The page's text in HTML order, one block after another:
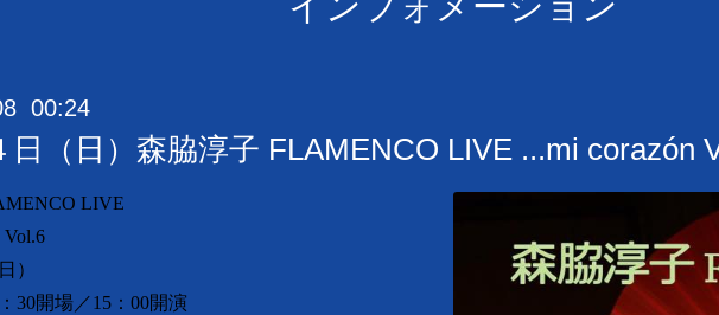
00:24
日（日）森脇淳子 FLAMENCO LIVE ...mi corazón
LIVE
日）
：30開場／15：00開演